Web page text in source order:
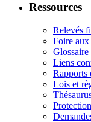
Ressources
Relevés
Foire aux
Glossaire
Liens
Rapports
Lois et